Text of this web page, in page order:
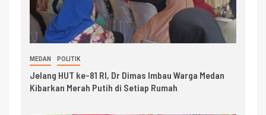
MEDAN POLITIK
Jelang HUT ke-81 RI, Dr Dimas Imbau Warga Medan
Kibarkan Merah Putih di Setiap Rumah